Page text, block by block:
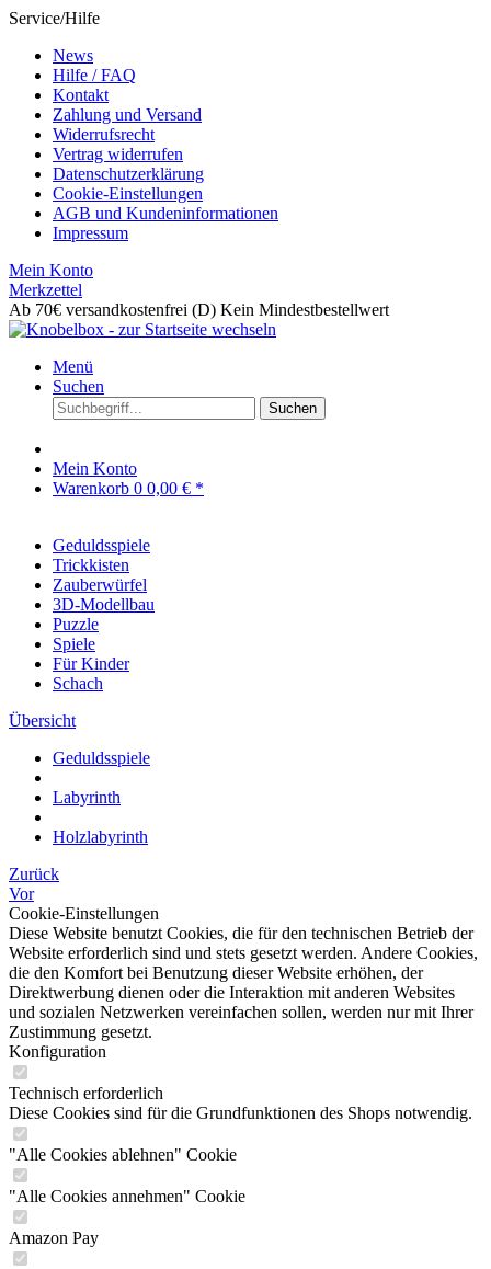
Service/Hilfe
News
Hilfe / FAQ
Kontakt
Zahlung und Versand
Widerrufsrecht
Vertrag widerrufen
Datenschutzerklärung
Cookie-Einstellungen
AGB und Kundeninformationen
Impressum
Mein Konto
Merkzettel
Ab 70€ versandkostenfrei (D) Kein Mindestbestellwert
Menü
Suchen
Suchen
Mein Konto
Warenkorb 0 0,00 € *
Geduldsspiele
Trickkisten
Zauberwürfel
3D-Modellbau
Puzzle
Spiele
Für Kinder
Schach
Übersicht
Geduldsspiele
Labyrinth
Holzlabyrinth
Zurück
Vor
Cookie-Einstellungen
Diese Website benutzt Cookies, die für den technischen Betrieb der
Website erforderlich sind und stets gesetzt werden. Andere Cookies,
die den Komfort bei Benutzung dieser Website erhöhen, der
Direktwerbung dienen oder die Interaktion mit anderen Websites
und sozialen Netzwerken vereinfachen sollen, werden nur mit Ihrer
Zustimmung gesetzt.
Konfiguration
Technisch erforderlich
Diese Cookies sind für die Grundfunktionen des Shops notwendig.
"Alle Cookies ablehnen" Cookie
"Alle Cookies annehmen" Cookie
Amazon Pay